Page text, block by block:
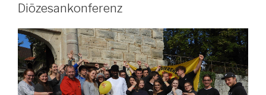
Diözesankonferenz